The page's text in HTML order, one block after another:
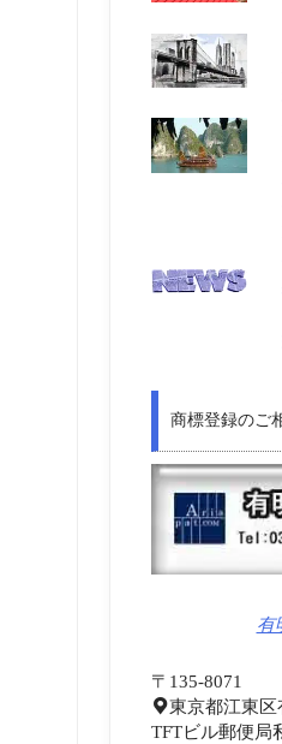
商標登録のご
有
〒135-8071
東京都江東区
TFTビル郵便局